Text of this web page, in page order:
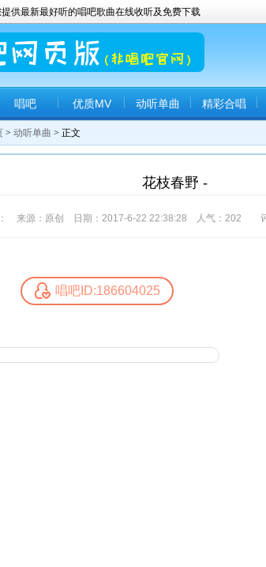
提供最新最好听的唱吧歌曲在线收听及免费下载
唱吧 优质MV 动听单曲 精彩合唱
> 动听单曲 > 正文
花枝春野 -
来源：原创 日期：2017-6-22 22:38:28 人气： 202 评
唱吧ID:186604025